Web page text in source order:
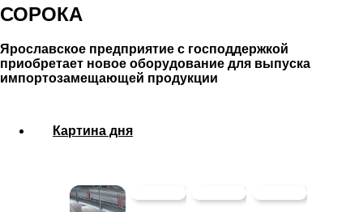
СОРОКА
Ярославское предприятие с господдержкой
приобретает новое оборудование для выпуска
импортозамещающей продукции
Картина дня